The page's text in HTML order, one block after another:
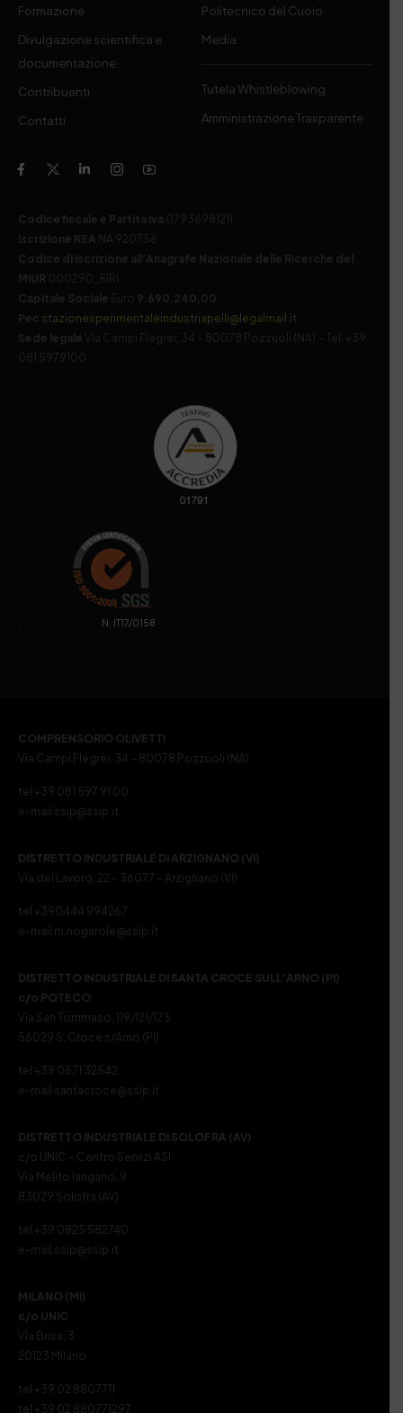
Formazione
Divulgazione scientifica e
documentazione
Contribuenti
Contatti
Politecnico del Cuoio
Media
Tutela Whistleblowing
Amministrazione Trasparente
Codice fiscale e Partita Iva 07936981211
Iscrizione REA NA 920756
Codice di iscrizione all’Anagrafe Nazionale delle Ricerche del
MIUR 000290_EIRI
Capitale Sociale Euro 9.690.240,00
Pec stazionesperimentaleindustriapelli@legalmail.it
Sede legale
Via Campi Flegrei, 34 – 80078 Pozzuoli (NA) – Tel. +39
081 5979100
. N. IT17/0158
COMPRENSORIO OLIVETTI
Via Campi Flegrei, 34 – 80078 Pozzuoli (NA)
tel +39 081 597 91 00
e-mail ssip@ssip.it
DISTRETTO INDUSTRIALE DI ARZIGNANO (VI)
Via del Lavoro, 22 – 36077 – Arzignano (VI)
tel +390444 994267
e-mail m.nogarole@ssip.it
DISTRETTO INDUSTRIALE DI SANTA CROCE SULL’ARNO (PI)
c/o POTECO
Via San Tommaso, 119/121/123
56029 S. Croce s/Arno (PI)
tel +39 0571 32542
e-mail santacroce@ssip.it
DISTRETTO INDUSTRIALE DI SOLOFRA (AV)
c/o UNIC – Centro Servizi ASI
Via Melito Iangano, 9
83029 Solofra (AV)
tel +39 0825 582740
e-mail ssip@ssip.it
MILANO (MI)
c/o UNIC
Via Brisa, 3
20123 Milano
tel +39 02 8807711
tel +39 02 880771297